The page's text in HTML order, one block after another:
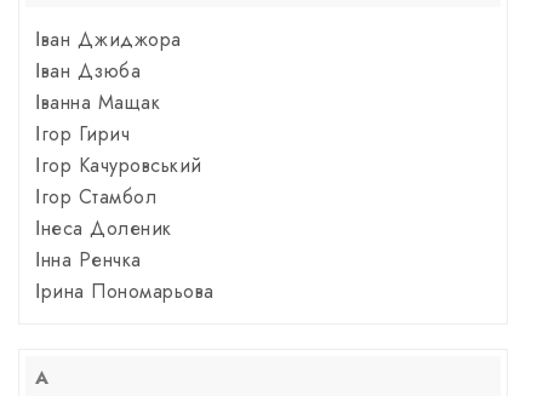
Іван Джиджора
Іван Дзюба
Іванна Мащак
Ігор Гирич
Ігор Качуровський
Ігор Стамбол
Інеса Доленик
Інна Ренчка
Ірина Пономарьова
А